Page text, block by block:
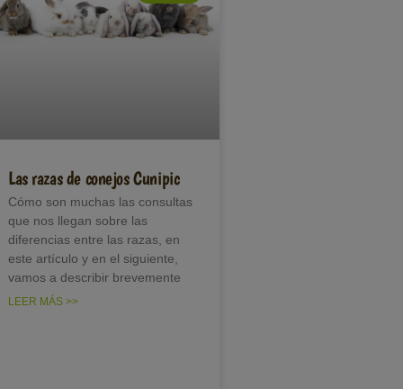
Las razas de conejos Cunipic
Cómo son muchas las consultas
que nos llegan sobre las
diferencias entre las razas, en
este artículo y en el siguiente,
vamos a describir brevemente
LEER MÁS >>